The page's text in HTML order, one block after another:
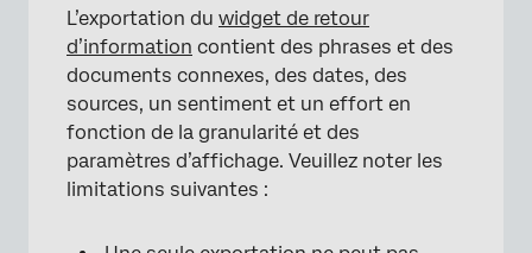
L’exportation du widget de retour
d’information contient des phrases et des
documents connexes, des dates, des
sources, un sentiment et un effort en
fonction de la granularité et des
paramètres d’affichage. Veuillez noter les
limitations suivantes :